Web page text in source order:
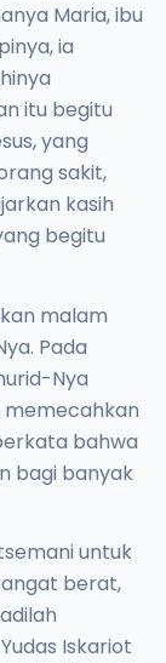
Maria, ibu
ia
itu begitu
yang
sakit,
kasih
begitu
malam
Pada
Nya
memecahkan
bahwa
bagi banyak
untuk
berat,
Iskariot